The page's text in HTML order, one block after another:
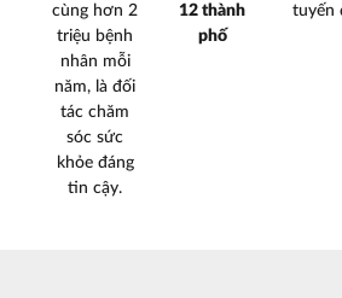
cùng hơn 2
triệu bệnh
nhân mỗi
năm, là đối
tác chăm
sóc sức
khỏe đáng
tin cậy.
12 thành
phố
tuyến